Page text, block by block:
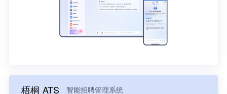
梧桐 ATS 智能招聘管理系统